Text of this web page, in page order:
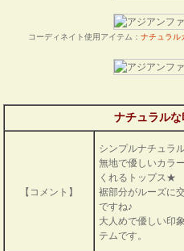
コーディネイト使用アイテム： ナチュラル
ナチュラル
【コメント】
シンプルナチュラ
無地で優しいカラ
くれるトップス★
裾部分がルーズに
ですね♪
大人めで優しい印
テムです。